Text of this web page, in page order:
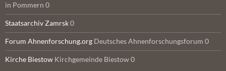
in Pommern 0
Staatsarchiv Zamrsk0
Forum Ahnenforschung.org Deutsches Ahnenforschungsforum 0
Kirche Biestow Kirchgemeinde Biestow 0